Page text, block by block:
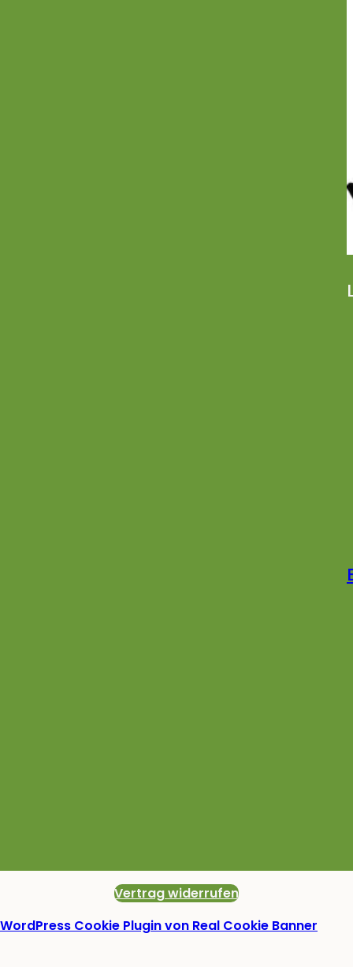
Vertrag widerrufen
WordPress Cookie Plugin von Real Cookie Banner